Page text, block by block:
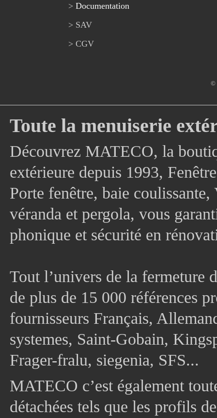
> Documentation
> SAV
> CGV
©
Toute la menuiserie
Découvrez MATECO, la
extérieure depuis 1993,
Porte fenêtre, baie
véranda et pergola, vous
phonique et sécurité en
Tout l’univers de la fermeture
de plus de 15 000 références
fournisseurs Français,
systemes, Saint-Gobain,
Frager-fralu, siegenia, SFS...
MATECO c’est également
détachées tels que les profils